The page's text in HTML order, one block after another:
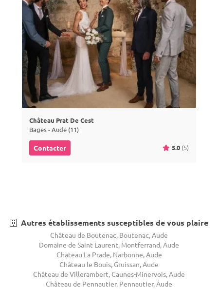
Château Prat De Cest
Bages - Aude (11)
Contacter 5.0 (5)
Autres établissements susceptibles de vous plaire
Château de Boutenac, Boutenac, Aude
Domaine de Saint Laurent, Montferrand, Aude
Chateau La Prade, Narbonne, Aude
Château le Bouis, Gruissan, Aude
Château de Villerambert, Caunes-Minervois, Aude
Château de Pennautier, Pennautier, Aude